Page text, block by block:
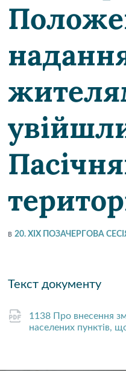
в20. XIX ПОЗАЧЕРГОВА
Текст документу
1138 Про внесення
населених пунктів,